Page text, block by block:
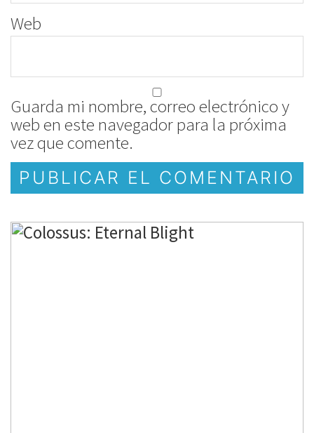
Web
Guarda mi nombre, correo electrónico y
web en este navegador para la próxima
vez que comente.